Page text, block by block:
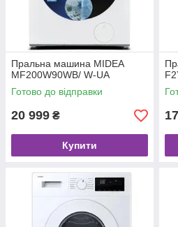
Пральна машина MIDEA
MF200W90WB/ W-UA
Готово до відправки
20 999 ₴
Купити